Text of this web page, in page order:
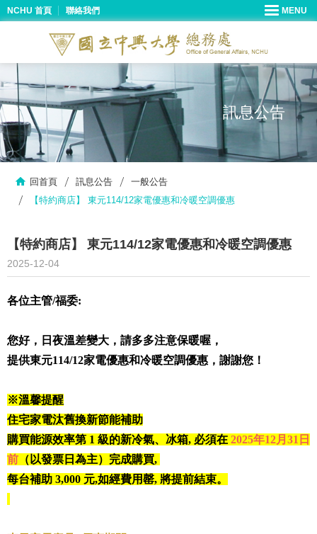
NCHU 首頁 聯絡我們
訊息公告
回首頁 訊息公告
一般公告
【特約商店】 東元114/12家電優惠和冷暖空調優惠
【特約商店】 東元114/12家電優惠和冷暖空調優惠
2025-12-04
各位主管/福委:
您好，日夜溫差變大，請多多注意保暖喔 ，
提供東元114/12家電優惠和冷暖空調優惠 ， 謝謝您！
※溫馨提醒
住宅家電汰舊換新節能補助
購買能源效率第 1 級的新冷氣、冰箱, 必須在 2025年12月31日
前 （以發票日為主）完成購買,
每台補助 3,000 元,如經費用罄, 將提前結束。